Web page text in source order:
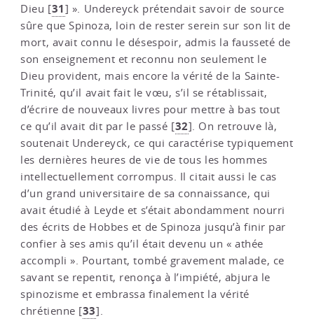
Dieu [31] ». Undereyck prétendait savoir de source
sûre que Spinoza, loin de rester serein sur son lit de
mort, avait connu le désespoir, admis la fausseté de
son enseignement et reconnu non seulement le
Dieu provident, mais encore la vérité de la Sainte-
Trinité, qu’il avait fait le vœu, s’il se rétablissait,
d’écrire de nouveaux livres pour mettre à bas tout
ce qu’il avait dit par le passé [32]. On retrouve là,
soutenait Undereyck, ce qui caractérise typiquement
les dernières heures de vie de tous les hommes
intellectuellement corrompus. Il citait aussi le cas
d’un grand universitaire de sa connaissance, qui
avait étudié à Leyde et s’était abondamment nourri
des écrits de Hobbes et de Spinoza jusqu’à finir par
confier à ses amis qu’il était devenu un « athée
accompli ». Pourtant, tombé gravement malade, ce
savant se repentit, renonça à l’impiété, abjura le
spinozisme et embrassa finalement la vérité
chrétienne [33].